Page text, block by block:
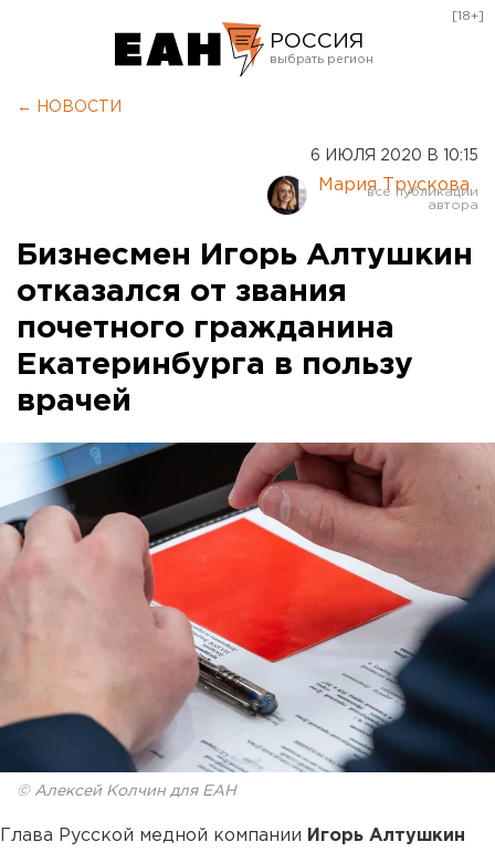
РОССИЯ
Курган
Оренбург
[18+]
← НОВОСТИ
6 ИЮЛЯ 2020 В 10:15
Мария Трускова
Бизнесмен Игорь Алтушкин
отказался от звания
почетного гражданина
Екатеринбурга в пользу
врачей
© Алексей Колчин для ЕАН
Глава Русской медной компании Игорь Алтушкин